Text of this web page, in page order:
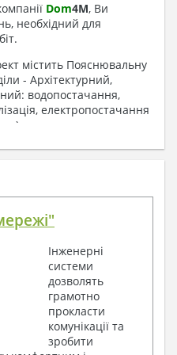
Dom4M, Ви
необхідний для
містить Пояснювальну
- Архітектурний,
водопостачання,
електропостачання
).
розділу
оздоблень
специфікація
та специфікація
матеріалів
конструкціях
Інженерні
системи
дозволять
грамотно
прокласти
комунікації та
зробити